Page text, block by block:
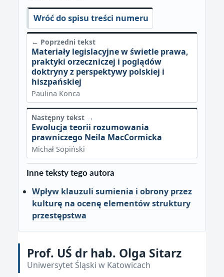
Wróć do spisu treści numeru
← Poprzedni tekst
Materiały legislacyjne w świetle prawa,
praktyki orzeczniczej i poglądów
doktryny z perspektywy polskiej i
hiszpańskiej
Paulina Konca
Następny tekst →
Ewolucja teorii rozumowania
prawniczego Neila MacCormicka
Michał Sopiński
Inne teksty tego autora
Wpływ klauzuli sumienia i obrony przez
kulturę na ocenę elementów struktury
przestępstwa
Prof. UŚ dr hab. Olga Sitarz
Uniwersytet Śląski w Katowicach